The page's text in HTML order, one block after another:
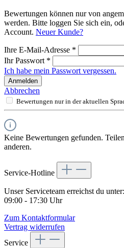
Bewertungen können nur von
werden. Bitte loggen Sie sich ein,
Account. Neuer Kunde?
Ihre E-Mail-Adresse *
Ihr Passwort *
Ich habe mein Passwort vergessen.
Anmelden
Abbrechen
Bewertungen nur in der aktuellen
Keine Bewertungen gefunden.
anderen.
Service-Hotline
Unser Serviceteam erreichst du unter:
09:00 - 17:30 Uhr
Zum Kontaktformular
Vertrag widerrufen
Service